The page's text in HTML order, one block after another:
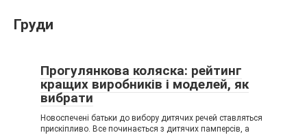
Груди
Прогулянкова коляска: рейтинг
кращих виробників і моделей, як
вибрати
Новоспечені батьки до вибору дитячих речей ставляться
прискіпливо. Все починається з дитячих памперсів, а